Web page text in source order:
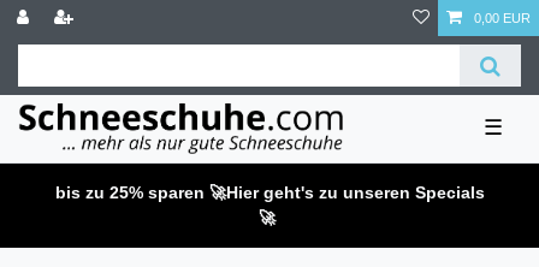
0,00 EUR
☰
bis zu 25% sparen 🚀Hier geht's zu unseren Specials
🚀